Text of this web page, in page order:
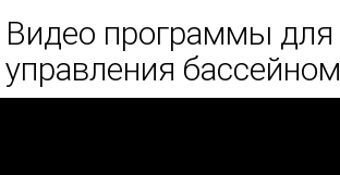
Видео программы для
управления бассейном